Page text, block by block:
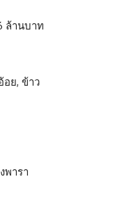
ล้านบาท
อย, ข้าว
พารา